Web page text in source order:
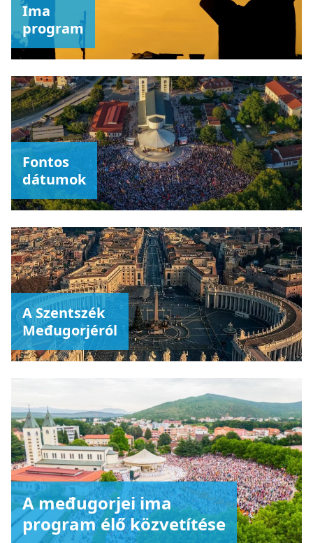
Ima
program
Fontos
dátumok
A Szentszék
Međugorjéról
A međugorjei ima
program élő közvetítése